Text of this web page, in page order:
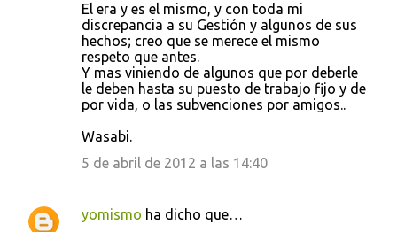
El era y es el mismo, y con toda mi
discrepancia a su Gestión y algunos de sus
hechos; creo que se merece el mismo
respeto que antes.
Y mas viniendo de algunos que por deberle
le deben hasta su puesto de trabajo fijo y de
por vida, o las subvenciones por amigos..
Wasabi.
5 de abril de 2012 a las 14:40
yomismo ha dicho que…